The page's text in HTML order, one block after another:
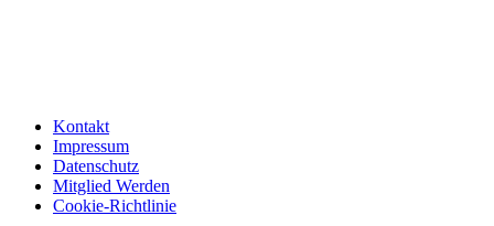
Kontakt
Impressum
Datenschutz
Mitglied Werden
Cookie-Richtlinie